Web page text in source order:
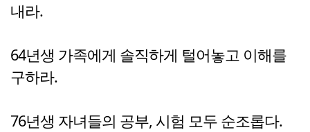
내라.
64년생 가족에게 솔직하게 털어놓고 이해를
구하라.
76년생 자녀들의 공부, 시험 모두 순조롭다.